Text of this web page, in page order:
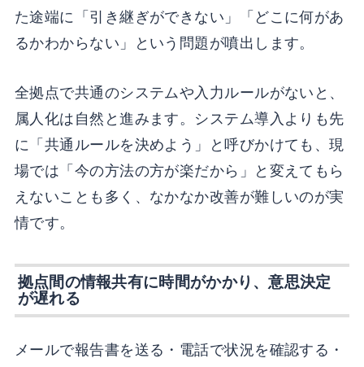
た途端に「引き継ぎができない」「どこに何があ
るかわからない」という問題が噴出します。
全拠点で共通のシステムや入力ルールがないと、
属人化は自然と進みます。システム導入よりも先
に「共通ルールを決めよう」と呼びかけても、現
場では「今の方法の方が楽だから」と変えてもら
えないことも多く、なかなか改善が難しいのが実
情です。
拠点間の情報共有に時間がかかり、意思決定
が遅れる
メールで報告書を送る・電話で状況を確認する・